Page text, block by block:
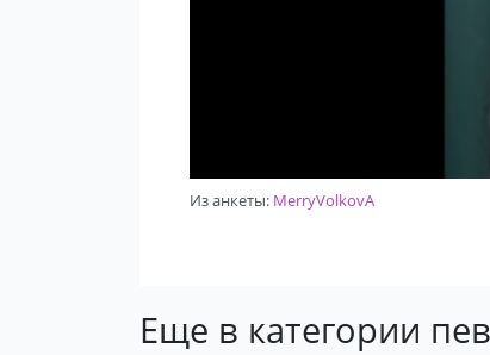
Из анкеты: MerryVolkovA
Еще в категории